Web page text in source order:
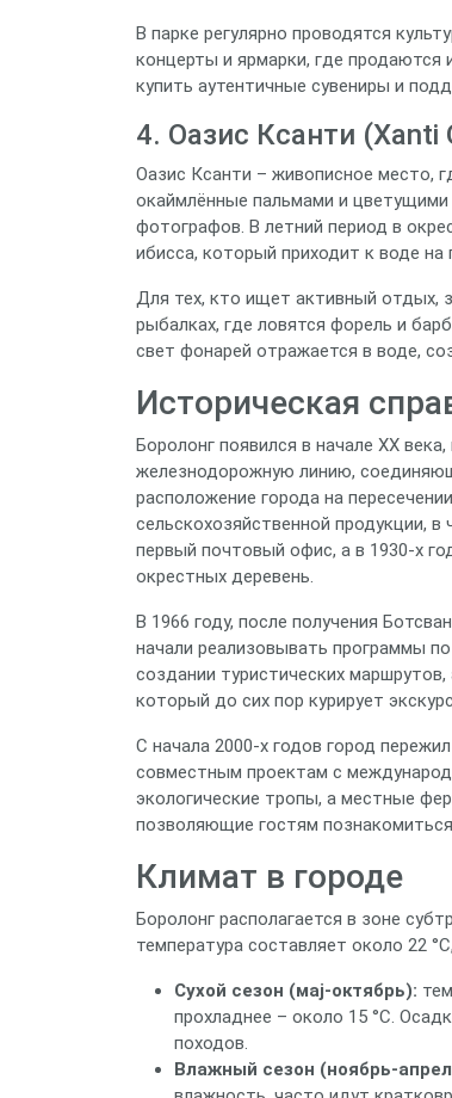
В парке регулярно проводятся
концерты и ярмарки, где
купить аутентичные сувениры и
4. Оазис Ксанти (Xanti
Оазис Ксанти – живописное место,
окаймлённые пальмами и цветущими
фотографов. В летний период в
ибисса, который приходит к воде на
Для тех, кто ищет активный отдых,
рыбалках, где ловятся форель и
свет фонарей отражается в воде,
Историческая
Боролонг появился в начале XX
железнодорожную линию,
расположение города на
сельскохозяйственной продукции,
первый почтовый офис, а в 1930‑х
окрестных деревень.
В 1966 году, после получения
начали реализовывать программы
создании туристических
который до сих пор курирует
С начала 2000‑х годов город
совместным проектам с
экологические тропы, а местные
позволяющие гостям
Климат в городе
Боролонг располагается в зоне
температура составляет около 22
Сухой сезон (мај‑октябрь):
прохладнее – около 15 °C.
походов.
Влажный сезон